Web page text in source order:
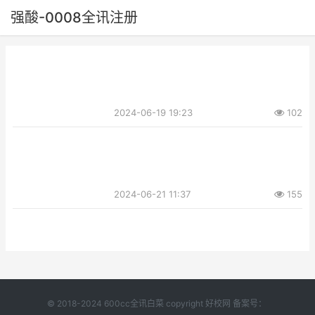
强酸-0008全讯注册
2024-06-19 19:23 102
2024-06-21 11:37 155
© 2018-2024 600cc全讯白菜 copyright 好校网 备案号：